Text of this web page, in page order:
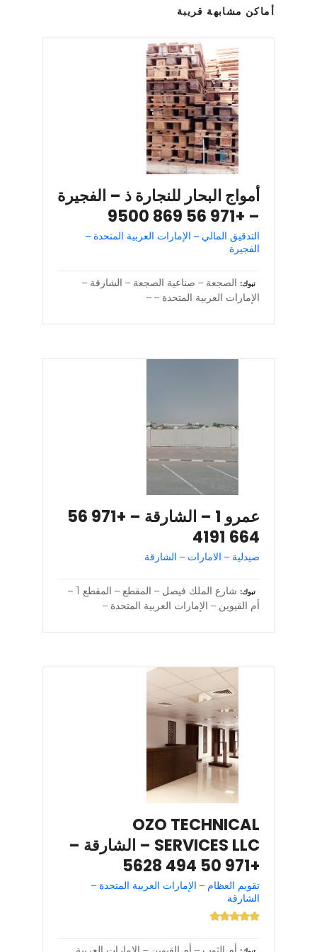
أماكن مشابهة قريبة
أمواج البحار للنجارة ذ – الفجيرة
– +971 56 869 9500
التدقيق المالي – الإمارات العربية المتحدة –
الفجيرة
تبوك
الصجعة – صناعية الصجعة – الشارقة –
الإمارات العربية المتحدة – –
عمرو 1 – الشارقة – +971 56
664 4191
صيدلية – الامارات – الشارقة
تبوك
شارع الملك فيصل – المقطع – المقطع 1 –
أم القيوين – الإمارات العربية المتحدة –
OZO TECHNICAL
SERVICES LLC – الشارقة –
+971 50 494 5628
تقويم العظام – الإمارات العربية المتحدة –
الشارقة